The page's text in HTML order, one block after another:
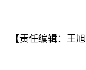
【责任编辑：王